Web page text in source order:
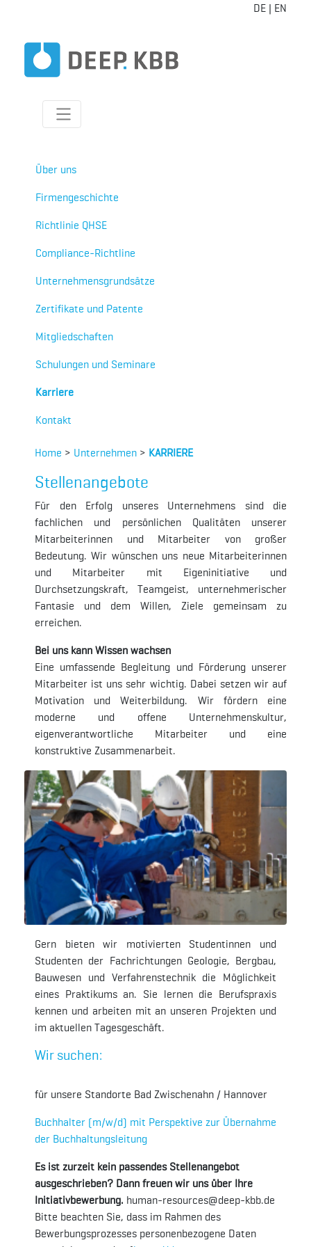
DE | EN
Über uns
Firmengeschichte
Richtlinie QHSE
Compliance-Richtline
Unternehmensgrundsätze
Zertifikate und Patente
Mitgliedschaften
Schulungen und Seminare
Karriere
Kontakt
Home > Unternehmen > KARRIERE
Stellenangebote
Für den Erfolg unseres Unternehmens sind die
fachlichen und persönlichen Qualitäten unserer
Mitarbeiterinnen und Mitarbeiter von großer
Bedeutung. Wir wünschen uns neue Mitarbeiterinnen
und Mitarbeiter mit Eigeninitiative und
Durchsetzungskraft, Teamgeist, unternehmerischer
Fantasie und dem Willen, Ziele gemeinsam zu
erreichen.
Bei uns kann Wissen wachsen
Eine umfassende Begleitung und Förderung unserer
Mitarbeiter ist uns sehr wichtig. Dabei setzen wir auf
Motivation und Weiterbildung. Wir fördern eine
moderne und offene Unternehmenskultur,
eigenverantwortliche Mitarbeiter und eine
konstruktive Zusammenarbeit.
Gern bieten wir motivierten Studentinnen und
Studenten der Fachrichtungen Geologie, Bergbau,
Bauwesen und Verfahrenstechnik die Möglichkeit
eines Praktikums an. Sie lernen die Berufspraxis
kennen und arbeiten mit an unseren Projekten und
im aktuellen Tagesgeschäft.
Wir suchen:
für unsere Standorte Bad Zwischenahn / Hannover
Buchhalter (m/w/d) mit Perspektive zur Übernahme
der Buchhaltungsleitung
Es ist zurzeit kein passendes Stellenangebot
ausgeschrieben? Dann freuen wir uns über Ihre
Initiativbewerbung. human-resources@deep-kbb.de
Bitte beachten Sie, dass im Rahmen des
Bewerbungsprozesses personenbezogene Daten